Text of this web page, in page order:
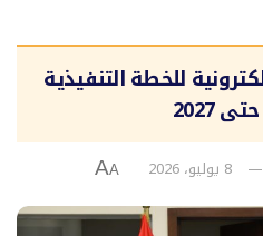
للخطة التنفيذية
2027
8 يوليو، 2026 A
A